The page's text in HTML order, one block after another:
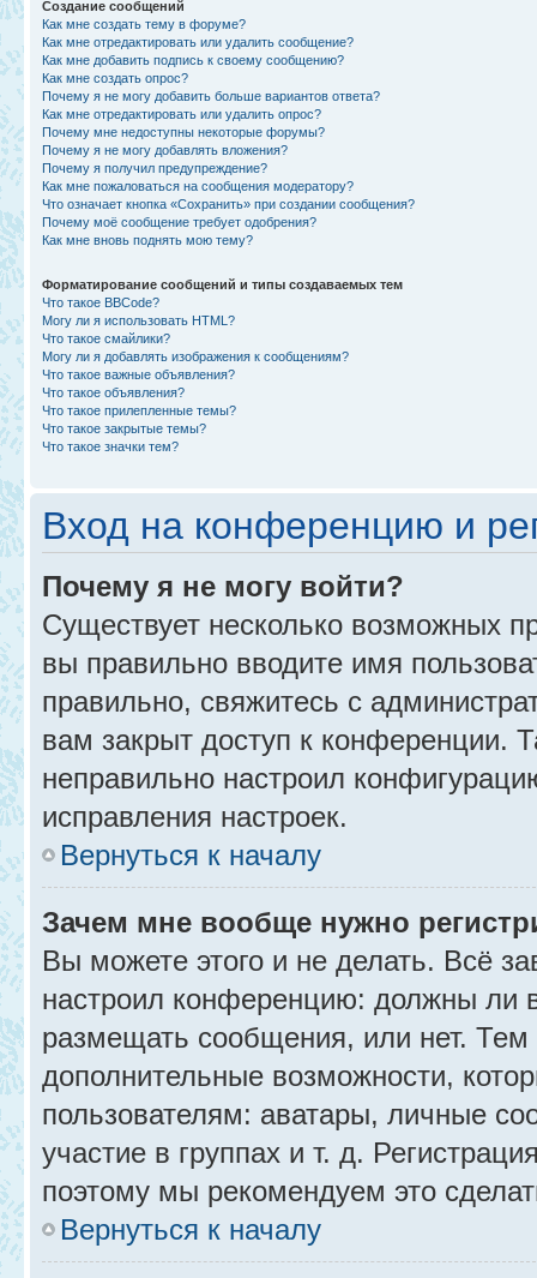
Создание сообщений
Как мне создать тему в форуме?
Как мне отредактировать или удалить сообщение?
Как мне добавить подпись к своему сообщению?
Как мне создать опрос?
Почему я не могу добавить больше вариантов ответа?
Как мне отредактировать или удалить опрос?
Почему мне недоступны некоторые форумы?
Почему я не могу добавлять вложения?
Почему я получил предупреждение?
Как мне пожаловаться на сообщения модератору?
Что означает кнопка «Сохранить» при создании сообщения?
Почему моё сообщение требует одобрения?
Как мне вновь поднять мою тему?
Форматирование сообщений и типы создаваемых тем
Что такое BBCode?
Могу ли я использовать HTML?
Что такое смайлики?
Могу ли я добавлять изображения к сообщениям?
Что такое важные объявления?
Что такое объявления?
Что такое прилепленные темы?
Что такое закрытые темы?
Что такое значки тем?
Вход на конференцию и
Почему я не могу войти?
Существует несколько возможных
вы правильно вводите имя
правильно, свяжитесь с
вам закрыт доступ к конференции.
неправильно настроил
исправления настроек.
Вернуться к началу
Зачем мне вообще нужно
Вы можете этого и не делать. Всё
настроил конференцию: должны ли
размещать сообщения, или нет.
дополнительные возможности,
пользователям: аватары, личные
участие в группах и т. д.
поэтому мы рекомендуем это
Вернуться к началу